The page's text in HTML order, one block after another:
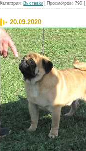
Категория: Выставки Просмотров: 790
20.09.2020